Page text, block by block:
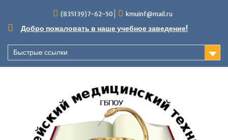
содержимому
(835139)7-62-50 kmuinf@mail.ru
Добро пожаловать в наше учебное заведение!
Быстрые ссылки